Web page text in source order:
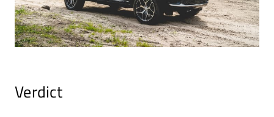
Verdict